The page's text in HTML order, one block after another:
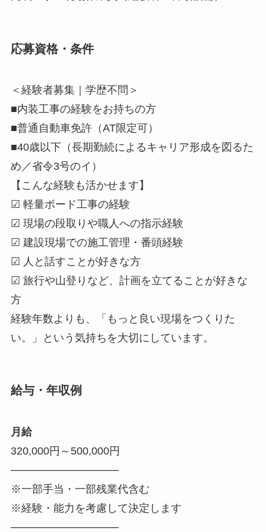
応募資格・条件
＜経験者募集｜学歴不問＞
■内装工事の経験をお持ちの方
■普通自動車免許（AT限定可）
■40歳以下（長期勤続によるキャリア形成を図るた
め／省令3号のイ）
【こんな経験も活かせます】
☑ 軽量ボード工事の経験
☑ 現場の段取りや職人への指示経験
☑ 建設現場での施工管理・番頭経験
☑ 人と話すことが好きな方
☑ 旅行や山登りなど、計画を立てることが好きな
方
経験年数よりも、「もっと良い現場をつくりた
い。」という気持ちを大切にしています。
給与・年収例
月給
320,000円～500,000円
──────────────
※一部手当・一部残業代含む
※経験・能力を考慮して決定します
──────────────